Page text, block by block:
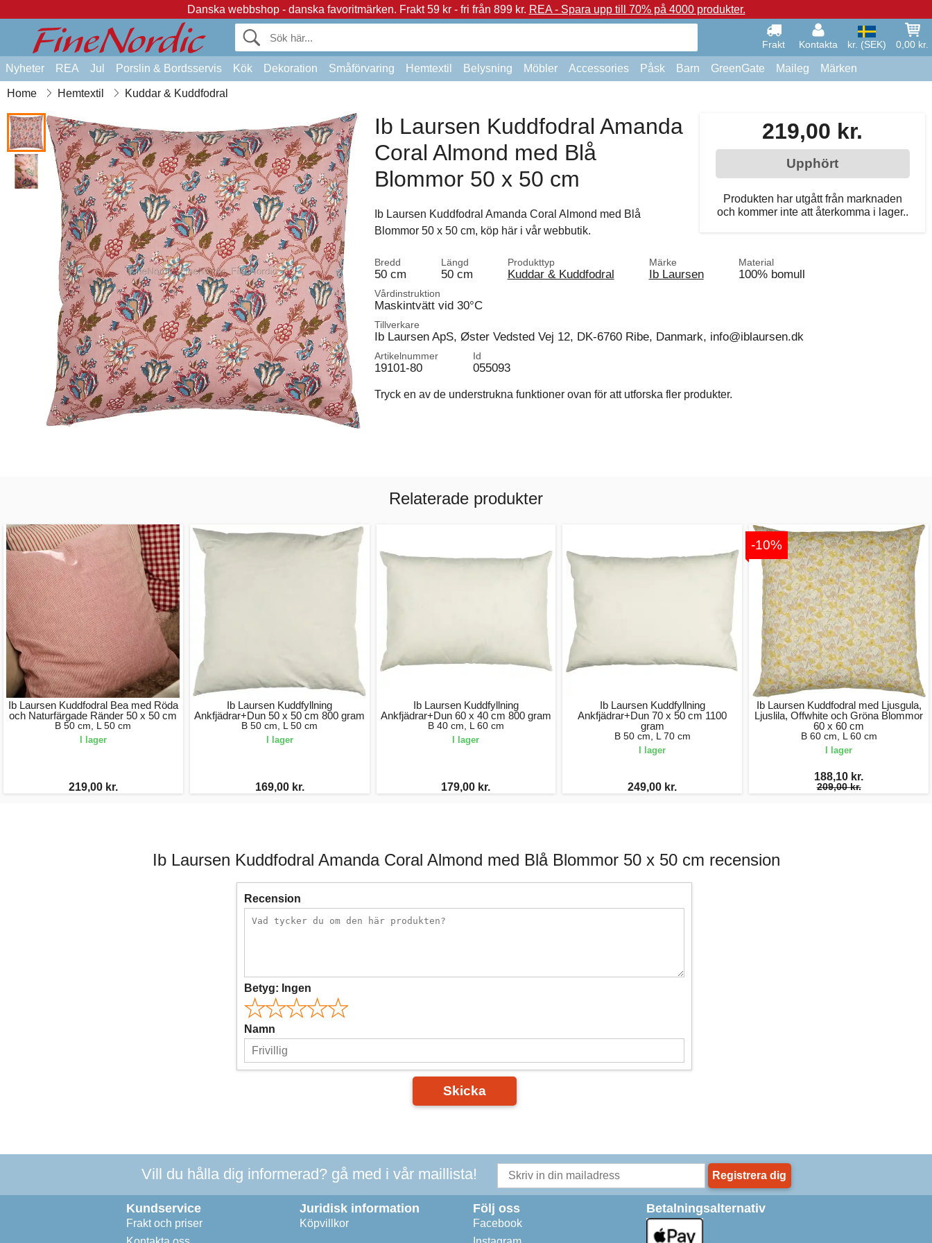
Danska webbshop - danska favoritmärken. Frakt 59 kr - fri från 899 kr. REA - Spara upp till 70% på 4000 produkter.
Frakt Kontakta kr. (SEK) 0,00 kr.
Nyheter REA Jul Porslin & Bordsservis Kök Dekoration Småförvaring Hemtextil Belysning Möbler Accessories Påsk Barn GreenGate Maileg Märken
Home Hemtextil Kuddar & Kuddfodral
219,00 kr.
Upphört
Produkten har utgått från marknaden
och kommer inte att återkomma i lager..
Ib Laursen Kuddfodral Amanda
Coral Almond med Blå
Blommor 50 x 50 cm
Ib Laursen Kuddfodral Amanda Coral Almond med Blå
Blommor 50 x 50 cm, köp här i vår webbutik.
Bredd
50 cm
Längd
50 cm
Produkttyp
Kuddar & Kuddfodral
Märke
Ib Laursen
Material
100% bomull
Vårdinstruktion
Maskintvätt vid 30°C
Tillverkare
Ib Laursen ApS, Øster Vedsted Vej 12, DK-6760 Ribe, Danmark, info@iblaursen.dk
Artikelnummer
19101-80
Id
055093
Tryck en av de understrukna funktioner ovan för att utforska fler produkter.
Relaterade produkter
Ib Laursen Kuddfodral Bea med Röda
och Naturfärgade Ränder 50 x 50 cm
B 50 cm, L 50 cm
I lager
219,00 kr.
Ib Laursen Kuddfyllning
Ankfjädrar+Dun 50 x 50 cm 800 gram
B 50 cm, L 50 cm
I lager
169,00 kr.
Ib Laursen Kuddfyllning
Ankfjädrar+Dun 60 x 40 cm 800 gram
B 40 cm, L 60 cm
I lager
179,00 kr.
Ib Laursen Kuddfyllning
Ankfjädrar+Dun 70 x 50 cm 1100
gram
B 50 cm, L 70 cm
I lager
249,00 kr.
-10%
Ib Laursen Kuddfodral med Ljusgula,
Ljuslila, Offwhite och Gröna Blommor
60 x 60 cm
B 60 cm, L 60 cm
I lager
188,10 kr.
209,00 kr.
Ib Laursen Kuddfodral Amanda Coral Almond med Blå Blommor 50 x 50 cm recension
Recension
Betyg: Ingen
Namn
Skicka
Vill du hålla dig informerad? gå med i vår maillista! Registrera dig
Kundservice
Frakt och priser
Juridisk information
Köpvillkor
Följ oss
Facebook
Betalningsalternativ